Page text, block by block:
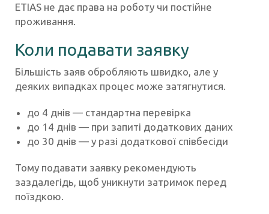
ETIAS не дає права на роботу чи постійне
проживання.
Коли подавати заявку
Більшість заяв обробляють швидко, але у
деяких випадках процес може затягнутися.
до 4 днів — стандартна перевірка
до 14 днів — при запиті додаткових даних
до 30 днів — у разі додаткової співбесіди
Тому подавати заявку рекомендують
заздалегідь, щоб уникнути затримок перед
поїздкою.